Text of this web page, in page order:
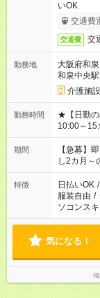
いOK
交通費
交通費 交
勤務地
大阪府和
和泉中央駅
介護施
勤務時間
★【日勤のみ】1日
10:00～
期間
【急募】
し2カ月～
特徴 日払いOK /
服装自由 /
ソコンス
気になる！